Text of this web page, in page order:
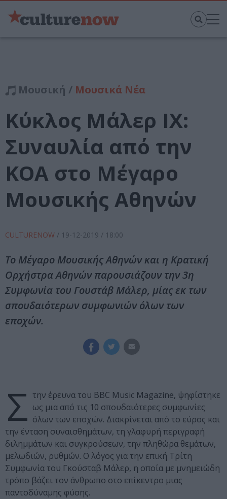
Μουσική / Μουσικά Νέα
Κύκλος Μάλερ ΙΧ:
Συναυλία από την
ΚΟΑ στο Μέγαρο
Μουσικής Αθηνών
CULTURENOW / 19-12-2019 / 18:00
Το Μέγαρο Μουσικής Αθηνών και η Κρατική
Ορχήστρα Αθηνών παρουσιάζουν την 3η
Συμφωνία του Γουστάβ Μάλερ, μίας εκ των
σπουδαιότερων συμφωνιών όλων των
εποχών.
Σ την έρευνα του BBC Music Magazine, ψηφίστηκε
ως μια από τις 10 σπουδαιότερες συμφωνίες
όλων των εποχών. Διακρίνεται από το εύρος και
την ένταση συναισθημάτων, τη γλαφυρή περιγραφή
διλημμάτων και συγκρούσεων, την πληθώρα θεμάτων,
μελωδιών, ρυθμών. Ο λόγος για την επική Τρίτη
Συμφωνία του Γκούσταβ Μάλερ, η οποία με μνημειώδη
τρόπο βάζει τον άνθρωπο στο επίκεντρο μιας
παντοδύναμης φύσης.